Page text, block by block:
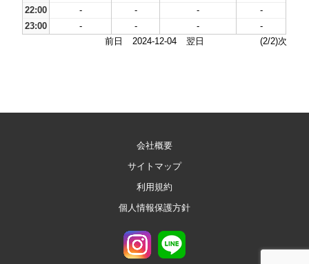
22:00
- - -
-
23:00
- - -
-
前日
2024-12-04 翌日 (2/2)次
会社概要
サイトマップ
利用規約
個人情報保護方針